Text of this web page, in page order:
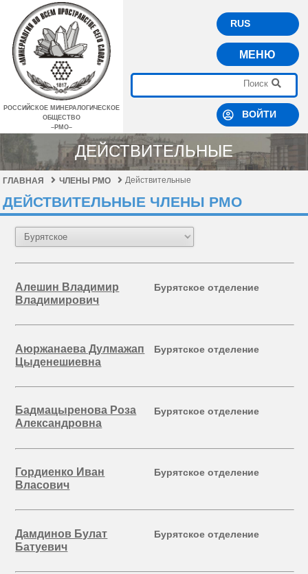
РОССИЙСКОЕ МИНЕРАЛОГИЧЕСКОЕ
ОБЩЕСТВО
–РМО–
RUS
МЕНЮ
ВОЙТИ
ДЕЙСТВИТЕЛЬНЫЕ
ГЛАВНАЯ ЧЛЕНЫ РМО Действительные
ДЕЙСТВИТЕЛЬНЫЕ ЧЛЕНЫ РМО
Алешин Владимир
Владимирович
Бурятское отделение
Аюржанаева Дулмажап
Цыденешиевна
Бурятское отделение
Бадмацыренова Роза
Александровна
Бурятское отделение
Гордиенко Иван
Власович
Бурятское отделение
Дамдинов Булат
Батуевич
Бурятское отделение